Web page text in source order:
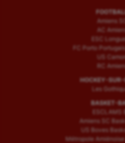
Amiens SC
AC
ESC
FC Porto
US
RC
HOCKEY-SUR-
Les
BASKET-
ESCLAMS
Amiens SC
US Boves
Métropole